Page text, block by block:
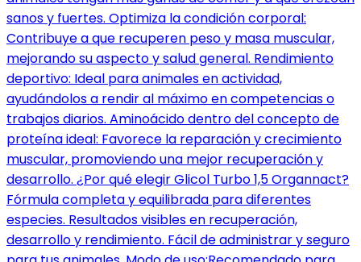
sanos y fuertes. Optimiza la condición corporal:
Contribuye a que recuperen peso y masa muscular,
mejorando su aspecto y salud general. Rendimiento
deportivo: Ideal para animales en actividad,
ayudándolos a rendir al máximo en competencias o
trabajos diarios. Aminoácido dentro del concepto de
proteína ideal: Favorece la reparación y crecimiento
muscular, promoviendo una mejor recuperación y
desarrollo. ¿Por qué elegir Glicol Turbo 1,5 Organnact?
Fórmula completa y equilibrada para diferentes
especies. Resultados visibles en recuperación,
desarrollo y rendimiento. Fácil de administrar y seguro